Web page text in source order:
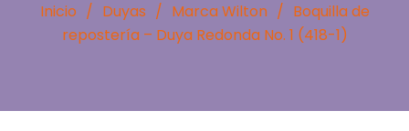
Inicio / Duyas / Marca Wilton / Boquilla de
repostería – Duya Redonda No. 1 (418-1)